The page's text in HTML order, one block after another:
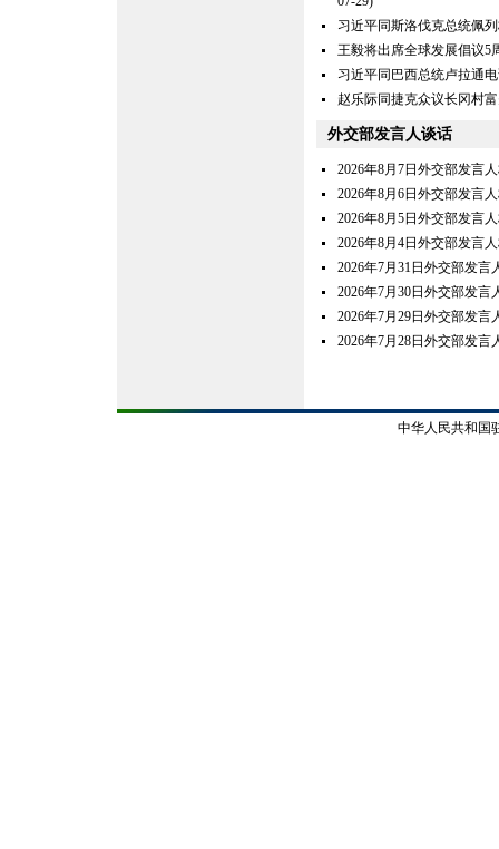
习近平同斯洛伐克总统佩
王毅将出席全球发展倡议5
习近平同巴西总统卢拉通
赵乐际同捷克众议长冈村
外交部发言人谈话
2026年8月7日外交部发言
2026年8月6日外交部发言
2026年8月5日外交部发言
2026年8月4日外交部发言
2026年7月31日外交部发言
2026年7月30日外交部发言
2026年7月29日外交部发言
2026年7月28日外交部发言
中华人民共和国